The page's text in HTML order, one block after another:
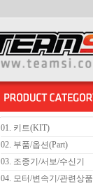
01. 키트(KIT)
02. 부품/옵션(Part)
03. 조종기/서보/수신기
04. 모터/변속기/관련상품